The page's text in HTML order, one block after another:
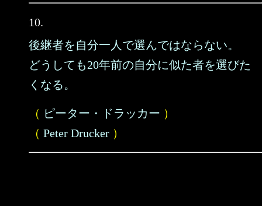
10.
後継者を自分一人で選んではならない。
どうしても20年前の自分に似た者を選びた
くなる。
（ ピーター・ドラッカー ）
（ Peter Drucker ）